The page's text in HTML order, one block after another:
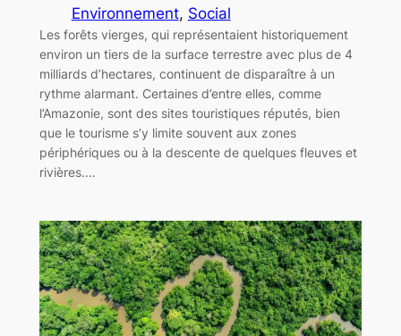
Environnement, Social
Les forêts vierges, qui représentaient historiquement
environ un tiers de la surface terrestre avec plus de 4
milliards d’hectares, continuent de disparaître à un
rythme alarmant. Certaines d’entre elles, comme
l’Amazonie, sont des sites touristiques réputés, bien
que le tourisme s’y limite souvent aux zones
périphériques ou à la descente de quelques fleuves et
rivières.…